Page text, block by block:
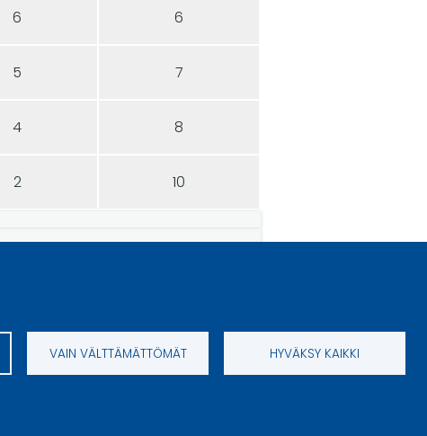
6 6
5 7
4 8
2 10
VAIN VÄLTTÄMÄTTÖMÄT HYVÄKSY KAIKKI